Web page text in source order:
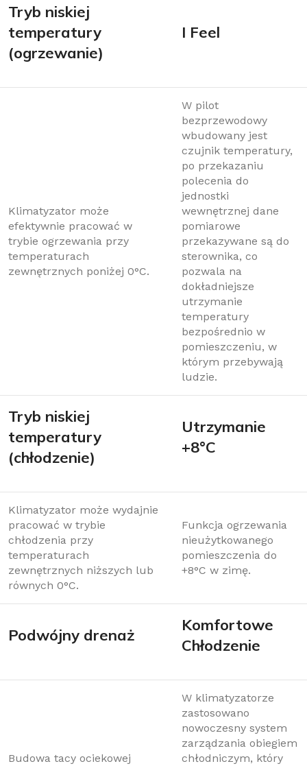
Tryb niskiej
temperatury
(ogrzewanie)
I Feel
Klimatyzator może
efektywnie pracować w
trybie ogrzewania przy
temperaturach
zewnętrznych poniżej 0°C.
W pilot
bezprzewodowy
wbudowany jest
czujnik temperatury,
po przekazaniu
polecenia do
jednostki
wewnętrznej dane
pomiarowe
przekazywane są do
sterownika, co
pozwala na
dokładniejsze
utrzymanie
temperatury
bezpośrednio w
pomieszczeniu, w
którym przebywają
ludzie.
Tryb niskiej
temperatury
(chłodzenie)
Utrzymanie
+8°C
Klimatyzator może wydajnie
pracować w trybie
chłodzenia przy
temperaturach
zewnętrznych niższych lub
równych 0°C.
Funkcja ogrzewania
nieużytkowanego
pomieszczenia do
+8°C w zimę.
Podwójny drenaż
Komfortowe
Chłodzenie
Budowa tacy ociekowej
W klimatyzatorze
zastosowano
nowoczesny system
zarządzania obiegiem
chłodniczym, który